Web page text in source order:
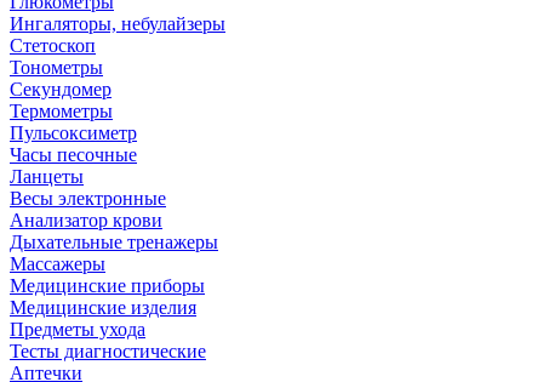
Ингаляторы, небулайзеры
Стетоскоп
Тонометры
Секундомер
Термометры
Пульсоксиметр
Часы песочные
Ланцеты
Весы электронные
Анализатор крови
Дыхательные тренажеры
Массажеры
Медицинские приборы
Медицинские изделия
Предметы ухода
Тесты диагностические
Аптечки